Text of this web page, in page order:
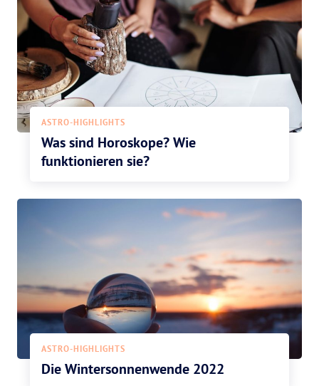
ASTRO-HIGHLIGHTS
Was sind Horoskope? Wie
funktionieren sie?
ASTRO-HIGHLIGHTS
Die Wintersonnenwende 2022